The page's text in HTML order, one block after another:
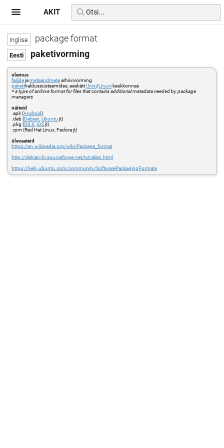
package format
paketivorming
olemus
failidejametaandmetearhiivivorming
paketihaldussüsteemides, eeskättUnixi/Linuxi keskkonnas
=a type of archive format for files that contains additional metadata needed by package
managers
näiteid
.apk (Android)
.deb (Debian ,Ubuntu jt)
.pkg (OS X ,iOSjt)
.rpm (Red Hat Linux, Fedora jt)
ülevaateid
https://en.wikipedia.org/wiki/Package_format
http://debian-br.sourceforge.net/txt/alien.html
https://help.ubuntu.com/community/SoftwarePackagingFormats
AKIT